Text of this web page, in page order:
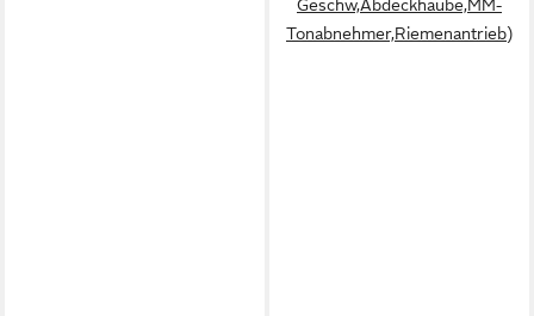
Geschw,Abdeckhaube,MM-
Tonabnehmer,Riemenantrieb)